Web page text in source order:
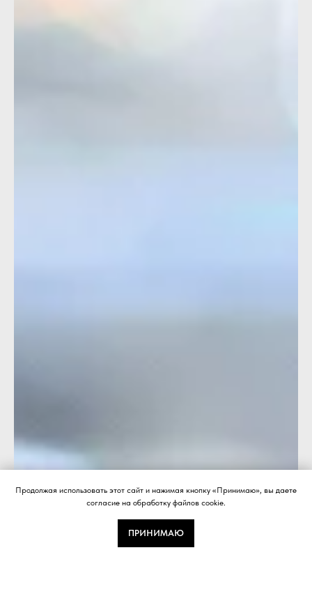
Продолжая использовать этот сайт и нажимая кнопку «Принимаю», вы даете
согласие на обработку файлов cookie.
ПРИНИМАЮ